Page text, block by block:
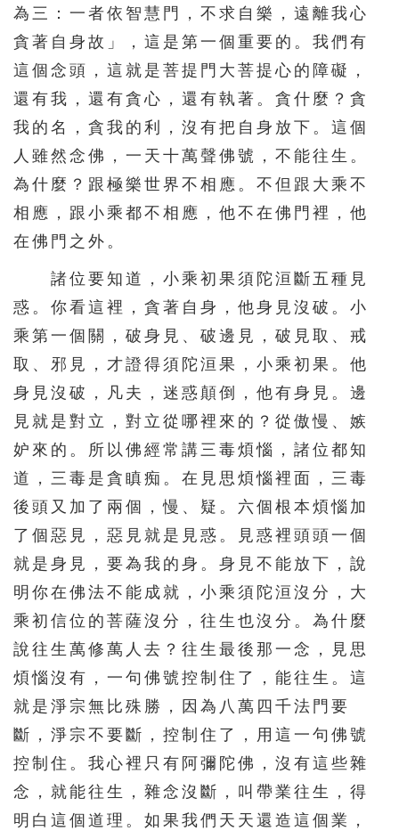
為三：一者依智慧門，不求自樂，遠離我心
貪著自身故」，這是第一個重要的。我們有
這個念頭，這就是菩提門大菩提心的障礙，
還有我，還有貪心，還有執著。貪什麼？貪
我的名，貪我的利，沒有把自身放下。這個
人雖然念佛，一天十萬聲佛號，不能往生。
為什麼？跟極樂世界不相應。不但跟大乘不
相應，跟小乘都不相應，他不在佛門裡，他
在佛門之外。
諸位要知道，小乘初果須陀洹斷五種見
惑。你看這裡，貪著自身，他身見沒破。小
乘第一個關，破身見、破邊見，破見取、戒
取、邪見，才證得須陀洹果，小乘初果。他
身見沒破，凡夫，迷惑顛倒，他有身見。邊
見就是對立，對立從哪裡來的？從傲慢、嫉
妒來的。所以佛經常講三毒煩惱，諸位都知
道，三毒是貪瞋痴。在見思煩惱裡面，三毒
後頭又加了兩個，慢、疑。六個根本煩惱加
了個惡見，惡見就是見惑。見惑裡頭頭一個
就是身見，要為我的身。身見不能放下，說
明你在佛法不能成就，小乘須陀洹沒分，大
乘初信位的菩薩沒分，往生也沒分。為什麼
說往生萬修萬人去？往生最後那一念，見思
煩惱沒有，一句佛號控制住了，能往生。這
就是淨宗無比殊勝，因為八萬四千法門要
斷，淨宗不要斷，控制住了，用這一句佛號
控制住。我心裡只有阿彌陀佛，沒有這些雜
念，就能往生，雜念沒斷，叫帶業往生，得
明白這個道理。如果我們天天還造這個業，